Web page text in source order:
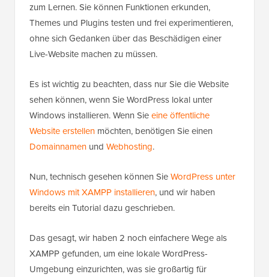
zum Lernen. Sie können Funktionen erkunden,
Themes und Plugins testen und frei experimentieren,
ohne sich Gedanken über das Beschädigen einer
Live-Website machen zu müssen.
Es ist wichtig zu beachten, dass nur Sie die Website
sehen können, wenn Sie WordPress lokal unter
Windows installieren. Wenn Sieeine öffentliche
Website erstellen möchten, benötigen Sie einen
Domainnamen und Webhosting.
Nun, technisch gesehen können SieWordPress unter
Windows mit XAMPP installieren, und wir haben
bereits ein Tutorial dazu geschrieben.
Das gesagt, wir haben 2 noch einfachere Wege als
XAMPP gefunden, um eine lokale WordPress-
Umgebung einzurichten, was sie großartig für